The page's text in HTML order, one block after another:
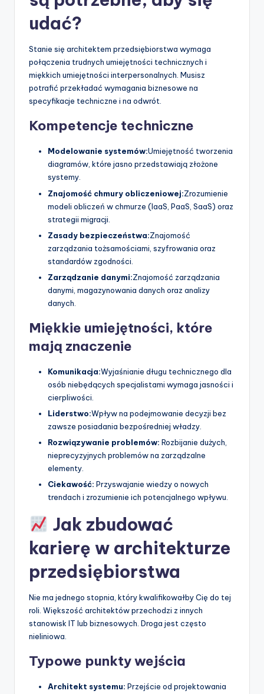
udać?
Stanie się architektem przedsiębiorstwa wymaga
połączenia trudnych umiejętności technicznych i
miękkich umiejętności interpersonalnych. Musisz
potrafić przekładać wymagania biznesowe na
specyfikacje techniczne i na odwrót.
Kompetencje techniczne
Modelowanie systemów:Umiejętność tworzenia
diagramów, które jasno przedstawiają złożone
systemy.
Znajomość chmury obliczeniowej:Zrozumienie
modeli obliczeń w chmurze (IaaS, PaaS, SaaS) oraz
strategii migracji.
Zasady bezpieczeństwa:Znajomość
zarządzania tożsamościami, szyfrowania oraz
standardów zgodności.
Zarządzanie danymi:Znajomość zarządzania
danymi, magazynowania danych oraz analizy
danych.
Miękkie umiejętności, które
mają znaczenie
Komunikacja:Wyjaśnianie długu technicznego dla
osób niebędących specjalistami wymaga jasności i
cierpliwości.
Liderstwo:Wpływ na podejmowanie decyzji bez
zawsze posiadania bezpośredniej władzy.
Rozwiązywanie problemów: Rozbijanie dużych,
nieprecyzyjnych problemów na zarządzalne
elementy.
Ciekawość: Przyswajanie wiedzy o nowych
trendach i zrozumienie ich potencjalnego wpływu.
Jak zbudować
karierę w architekturze
przedsiębiorstwa
Nie ma jednego stopnia, który kwalifikowałby Cię do tej
roli. Większość architektów przechodzi z innych
stanowisk IT lub biznesowych. Droga jest często
nieliniowa.
Typowe punkty wejścia
Architekt systemu: Przejście od projektowania